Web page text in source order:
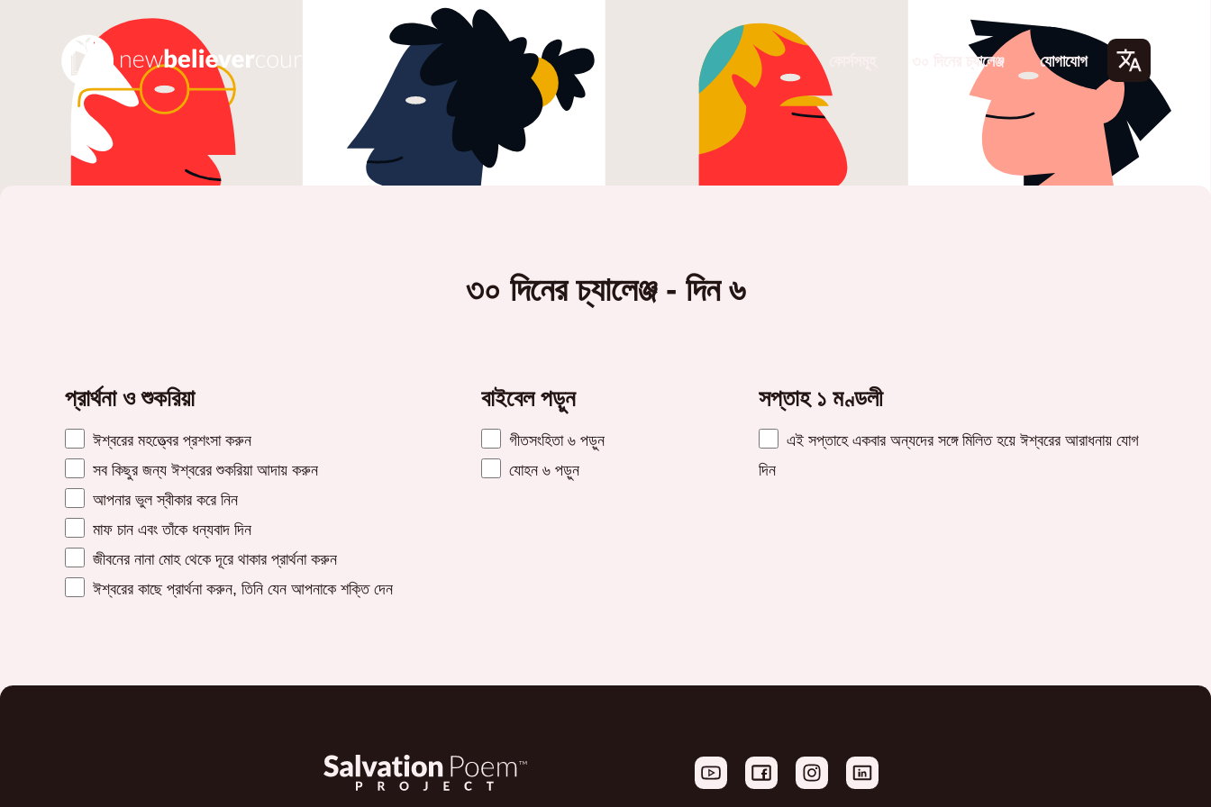
Lang
uage
৩০ দিনের চ্যালেঞ্জ যোগাযোগ
৩০ দিনের চ্যালেঞ্জ - দিন ৬
প্রার্থনা ও শুকরিয়া
ঈশ্বরের মহত্ত্বের প্রশংসা করুন
সব কিছুর জন্য ঈশ্বরের শুকরিয়া আদায় করুন
আপনার ভুল স্বীকার করে নিন
মাফ চান এবং তাঁকে ধন্যবাদ দিন
জীবনের নানা মোহ থেকে দূরে থাকার প্রার্থনা করুন
ঈশ্বরের কাছে প্রার্থনা করুন, তিনি যেন আপনাকে শক্তি দেন
বাইবেল পড়ুন
গীতসংহিতা ৬ পড়ুন
যোহন ৬ পড়ুন
সপ্তাহ ১ মণ্ডলী
এই সপ্তাহে একবার অন্যদের সঙ্গে মিলিত হয়ে ঈশ্বরের আরাধনায় যোগ
দিন